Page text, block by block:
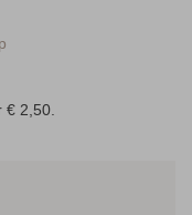
€ 2,50.